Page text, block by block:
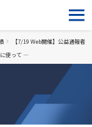
【7/19 Web開催】公益通報者
使って ―